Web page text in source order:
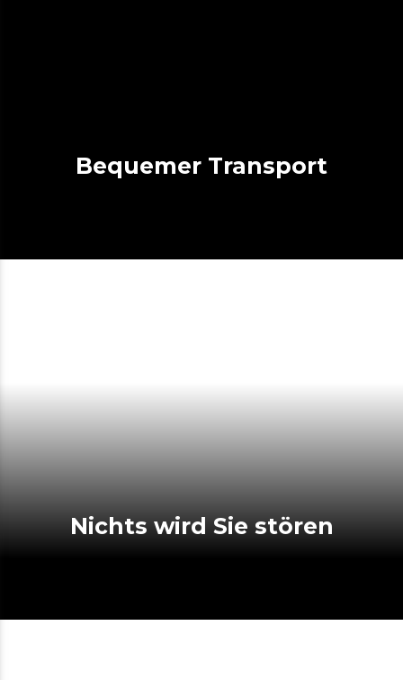
Bequemer Transport
Nichts wird Sie stören